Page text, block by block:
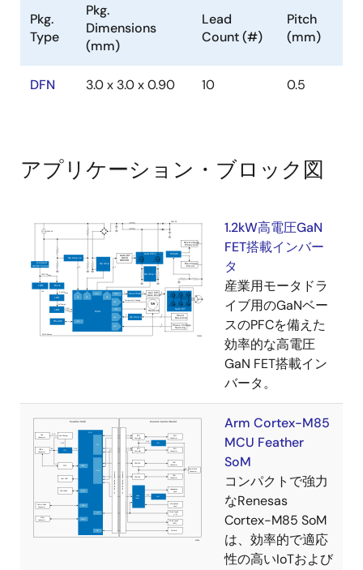
Pkg.
Type
Pkg.
Dimensions
(mm)
Lead
Count (#)
Pitch
(mm)
DFN 3.0 x 3.0 x 0.90 10 0.5
アプリケーション・ブロック図
1.2kW高電圧GaN
FET搭載インバー
タ
産業用モータドラ
イブ用のGaNベー
スのPFCを備えた
効率的な高電圧
GaN FET搭載イン
バータ。
Arm Cortex-M85
MCU Feather
SoM
コンパクトで強力
なRenesas
Cortex-M85 SoM
は、効率的で適応
性の高いIoTおよび